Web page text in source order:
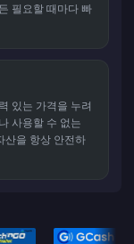
필요할 때마다 빠
있는 가격을 누려
사용할 수 없는
산을 항상 안전하